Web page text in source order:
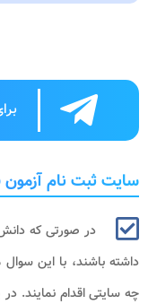
سایت ثبت نام آزمون
در صورتی که
داشته باشند، با این
چه سایتی اقدام نمایند.